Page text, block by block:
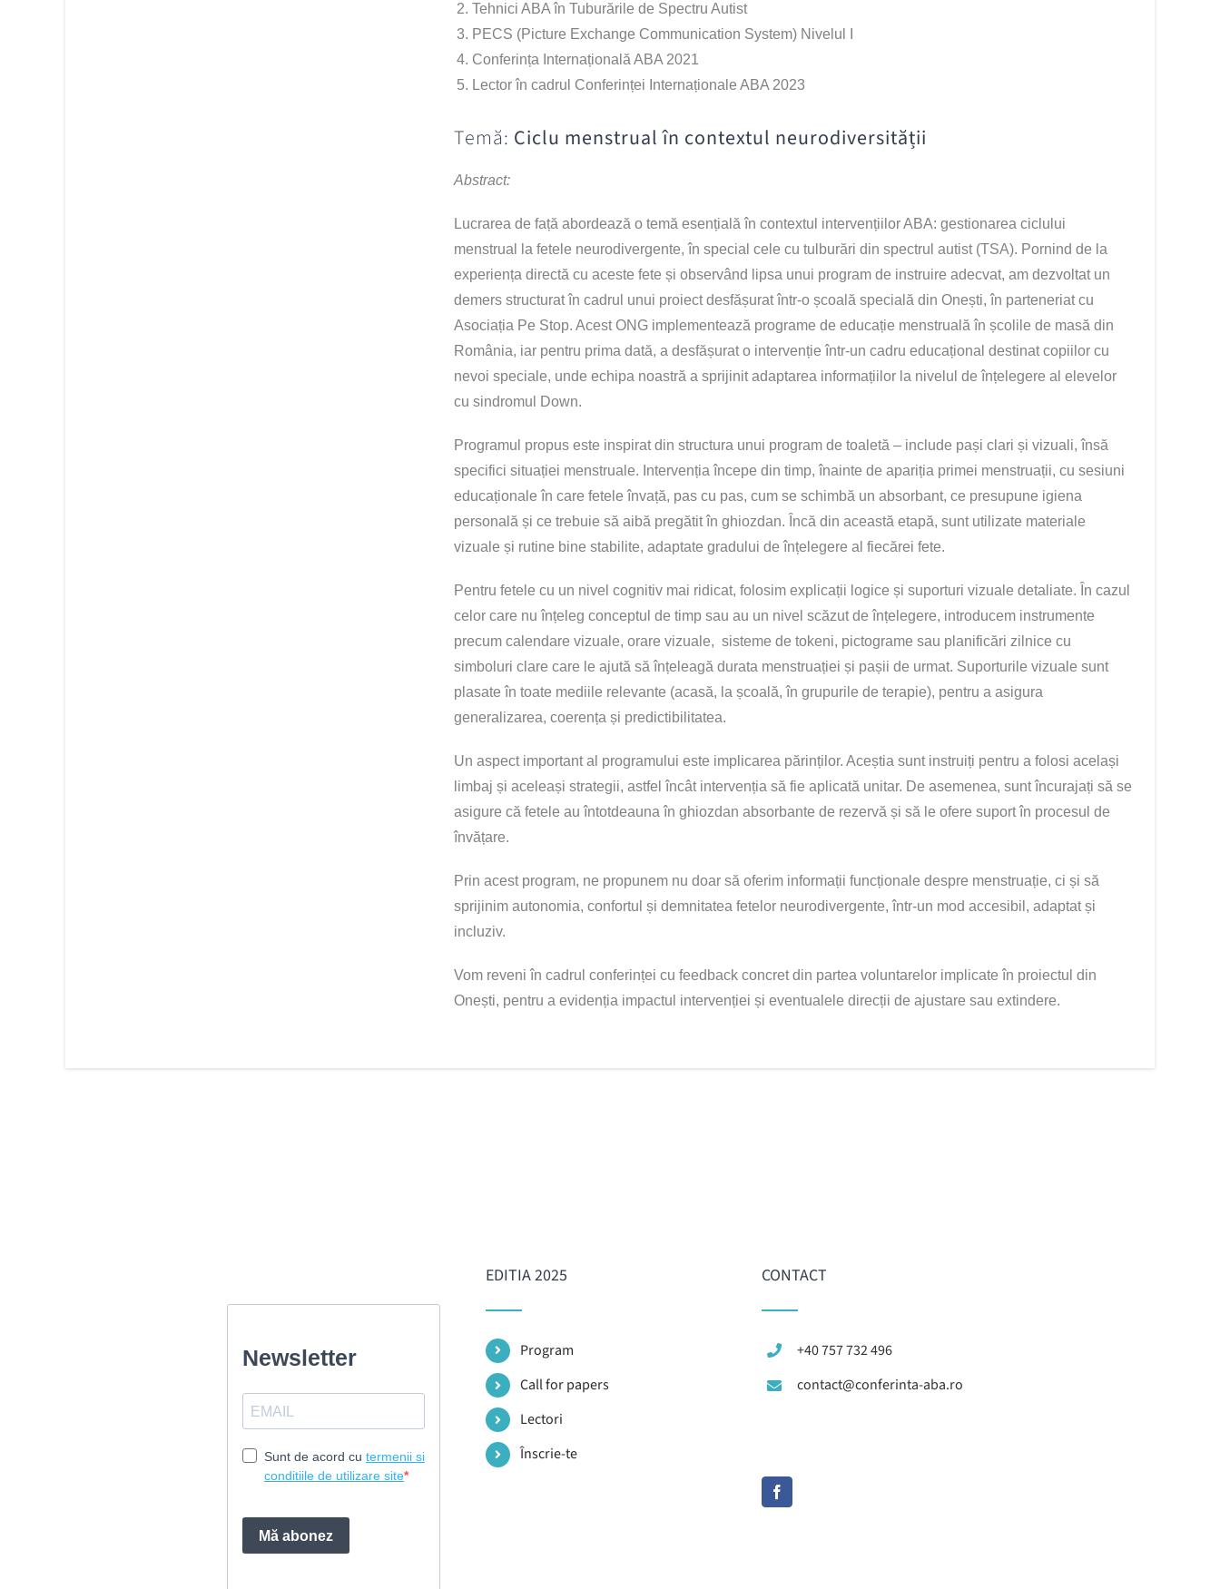
Tehnici ABA în Tuburările de Spectru Autist
PECS (Picture Exchange Communication System) Nivelul I
Conferința Internațională ABA 2021
Lector în cadrul Conferinței Internaționale ABA 2023
Temă: Ciclu menstrual în contextul neurodiversității
Abstract:
Lucrarea de față abordează o temă esențială în contextul intervențiilor ABA: gestionarea ciclului
menstrual la fetele neurodivergente, în special cele cu tulburări din spectrul autist (TSA). Pornind de la
experiența directă cu aceste fete și observând lipsa unui program de instruire adecvat, am dezvoltat un
demers structurat în cadrul unui proiect desfășurat într-o școală specială din Onești, în parteneriat cu
Asociația Pe Stop. Acest ONG implementează programe de educație menstruală în școlile de masă din
România, iar pentru prima dată, a desfășurat o intervenție într-un cadru educațional destinat copiilor cu
nevoi speciale, unde echipa noastră a sprijinit adaptarea informațiilor la nivelul de înțelegere al elevelor
cu sindromul Down.
Programul propus este inspirat din structura unui program de toaletă – include pași clari și vizuali, însă
specifici situației menstruale. Intervenția începe din timp, înainte de apariția primei menstruații, cu sesiuni
educaționale în care fetele învață, pas cu pas, cum se schimbă un absorbant, ce presupune igiena
personală și ce trebuie să aibă pregătit în ghiozdan. Încă din această etapă, sunt utilizate materiale
vizuale și rutine bine stabilite, adaptate gradului de înțelegere al fiecărei fete.
Pentru fetele cu un nivel cognitiv mai ridicat, folosim explicații logice și suporturi vizuale detaliate. În cazul
celor care nu înțeleg conceptul de timp sau au un nivel scăzut de înțelegere, introducem instrumente
precum calendare vizuale, orare vizuale, sisteme de tokeni, pictograme sau planificări zilnice cu
simboluri clare care le ajută să înțeleagă durata menstruației și pașii de urmat. Suporturile vizuale sunt
plasate în toate mediile relevante (acasă, la școală, în grupurile de terapie), pentru a asigura
generalizarea, coerența și predictibilitatea.
Un aspect important al programului este implicarea părinților. Aceștia sunt instruiți pentru a folosi același
limbaj și aceleași strategii, astfel încât intervenția să fie aplicată unitar. De asemenea, sunt încurajați să se
asigure că fetele au întotdeauna în ghiozdan absorbante de rezervă și să le ofere suport în procesul de
învățare.
Prin acest program, ne propunem nu doar să oferim informații funcționale despre menstruație, ci și să
sprijinim autonomia, confortul și demnitatea fetelor neurodivergente, într-un mod accesibil, adaptat și
incluziv.
Vom reveni în cadrul conferinței cu feedback concret din partea voluntarelor implicate în proiectul din
Onești, pentru a evidenția impactul intervenției și eventualele direcții de ajustare sau extindere.
EDITIA 2025
Program
Call for papers
Lectori
Înscrie-te
CONTACT
+40 757 732 496
contact@conferinta-aba.ro